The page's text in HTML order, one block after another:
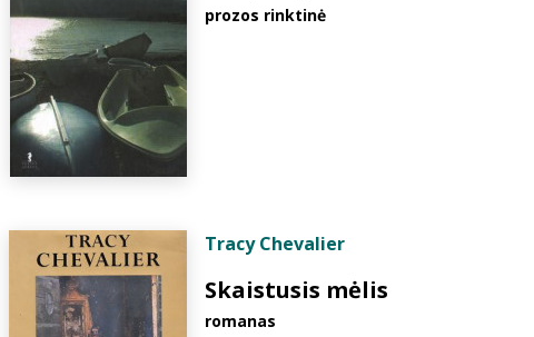
prozos rinktinė
Tracy Chevalier
Skaistusis mėlis
romanas